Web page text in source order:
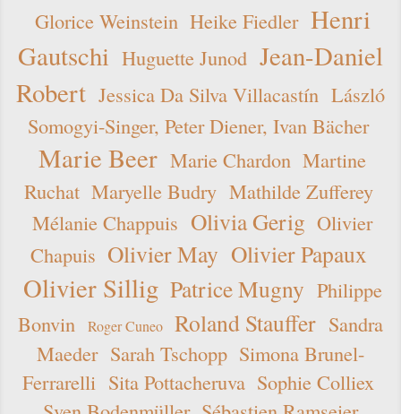
Glorice Weinstein Heike Fiedler Henri
Gautschi Huguette Junod Jean-Daniel
Robert Jessica Da Silva Villacastín László
Somogyi-Singer, Peter Diener, Ivan Bächer
Marie Beer Marie Chardon Martine
Ruchat Maryelle Budry Mathilde Zufferey
Mélanie Chappuis Olivia Gerig Olivier
Chapuis Olivier May Olivier Papaux
Olivier Sillig Patrice Mugny Philippe
Bonvin
Roger Cuneo Roland Stauffer Sandra
Maeder Sarah Tschopp Simona Brunel-
Ferrarelli Sita Pottacheruva Sophie Colliex